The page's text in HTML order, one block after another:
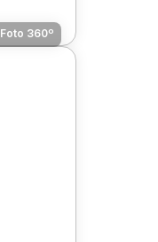
Foto 360º